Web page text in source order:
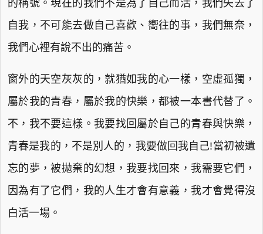
的稱號。現在的我們不是為了自己而活，我們失去了
自我，不可能去做自己喜歡、嚮往的事，我們無奈，
我們心裡有說不出的痛苦。
窗外的天空灰灰的，就猶如我的心一樣，空虛孤獨，
屬於我的青春，屬於我的快樂，都被一本書代替了。
不，我不要這樣。我要找回屬於自己的青春與快樂，
青春是我的，不是別人的，我要做回我自己!當初被遺
忘的夢，被拋棄的幻想，我要找回來，我需要它們，
因為有了它們，我的人生才會有意義，我才會覺得沒
白活一場。